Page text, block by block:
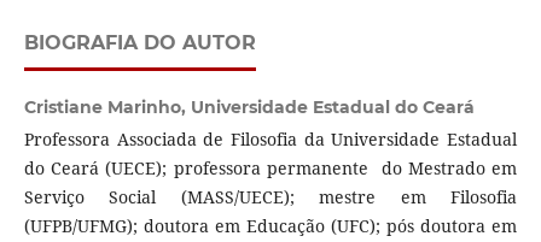
BIOGRAFIA DO AUTOR
Cristiane Marinho, Universidade Estadual do Ceará
Professora Associada de Filosofia da Universidade Estadual
do Ceará (UECE); professora permanente do Mestrado em
Serviço Social (MASS/UECE); mestre em Filosofia
(UFPB/UFMG); doutora em Educação (UFC); pós doutora em